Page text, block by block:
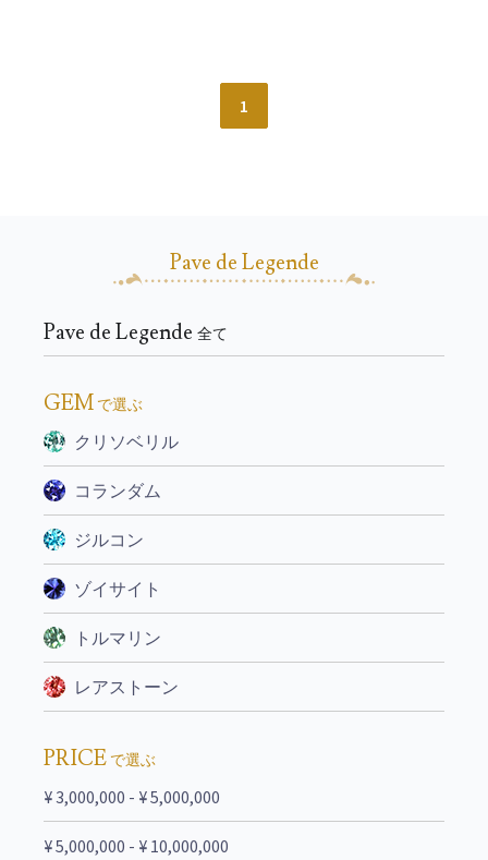
1
Pave de Legende
Pave de Legende 全て
GEM で選ぶ
クリソベリル
コランダム
ジルコン
ゾイサイト
トルマリン
レアストーン
PRICE で選ぶ
¥ 3,000,000 - ¥ 5,000,000
¥ 5,000,000 - ¥ 10,000,000